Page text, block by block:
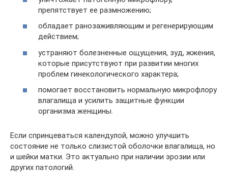
препятствует ее размножению;
обладает ранозаживляющим и регенерирующим
действием;
устраняют болезненные ощущения, зуд, жжения,
которые присутствуют при развитии многих
проблем гинекологического характера;
помогает восстановить нормальную микрофлору
влагалища и усилить защитные функции
организма женщины.
Если спринцеваться календулой, можно улучшить
состояние не только слизистой оболочки влагалища, но
и шейки матки. Это актуально при наличии эрозии или
других патологий.